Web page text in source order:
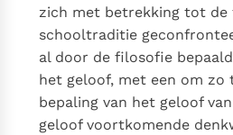
zich met betrekking tot de
schooltraditie
al door de filosofie
het geloof, met een om zo
bepaling van het geloof
geloof voortkomende